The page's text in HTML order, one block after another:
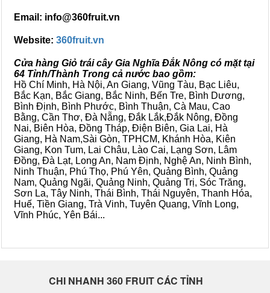
Email: info@360fruit.vn
Website: 360fruit.vn
Cửa hàng Giỏ trái cây Gia Nghĩa Đắk Nông có mặt tại
64 Tỉnh/Thành Trong cả nước bao gồm:
Hồ Chí Minh, Hà Nội, An Giang, Vũng Tàu, Bạc Liêu,
Bắc Kạn, Bắc Giang, Bắc Ninh, Bến Tre, Bình Dương,
Bình Định, Bình Phước, Bình Thuận, Cà Mau, Cao
Bằng, Cần Thơ, Đà Nẵng, Đắk Lắk,Đắk Nông, Đồng
Nai, Biên Hòa, Đồng Tháp, Điện Biên, Gia Lai, Hà
Giang, Hà Nam,Sài Gòn, TPHCM, Khánh Hòa, Kiên
Giang, Kon Tum, Lai Châu, Lào Cai, Lạng Sơn, Lâm
Đồng, Đà Lạt, Long An, Nam Định, Nghệ An, Ninh Bình,
Ninh Thuận, Phú Thọ, Phú Yên, Quảng Bình, Quảng
Nam, Quảng Ngãi, Quảng Ninh, Quảng Trị, Sóc Trăng,
Sơn La, Tây Ninh, Thái Bình, Thái Nguyên, Thanh Hóa,
Huế, Tiền Giang, Trà Vinh, Tuyên Quang, Vĩnh Long,
Vĩnh Phúc, Yên Bái...
CHI NHANH 360 FRUIT CÁC TỈNH